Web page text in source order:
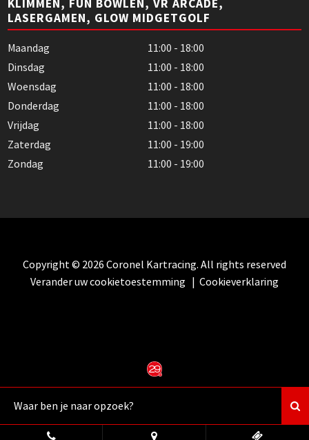
KLIMMEN, FUN BOWLEN, VR ARCADE,
LASERGAMEN, GLOW MIDGETGOLF
Maandag
11:00 - 18:00
Dinsdag
11:00 - 18:00
Woensdag
11:00 - 18:00
Donderdag
11:00 - 18:00
Vrijdag
11:00 - 18:00
Zaterdag
11:00 - 19:00
Zondag
11:00 - 19:00
Copyright © 2026 Coronel Kartracing. All rights reserved
Verander uw cookietoestemming | Cookieverklaring